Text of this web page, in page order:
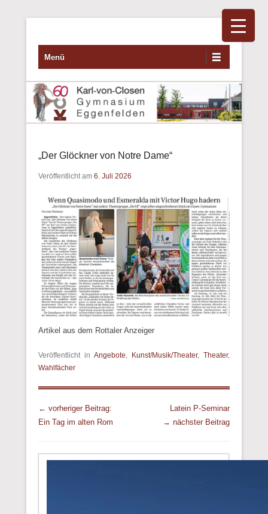
Primäres Menü
Zum Inhalt wechseln
Menü
„Der Glöckner von Notre Dame“
Veröffentlicht am 6. Juli 2026
Artikel aus dem Rottaler Anzeiger
Veröffentlicht in Angebote, Kunst/Musik/Theater, Theater,
Wahlfächer
Beitrags Übersicht
← vorheriger Beitrag:
Ein Tag im alten Rom
Latein P-Seminar
→ nächster Beitrag